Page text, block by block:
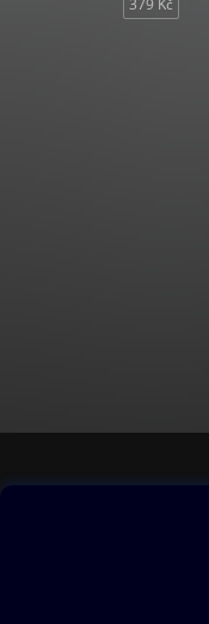
379 Kč